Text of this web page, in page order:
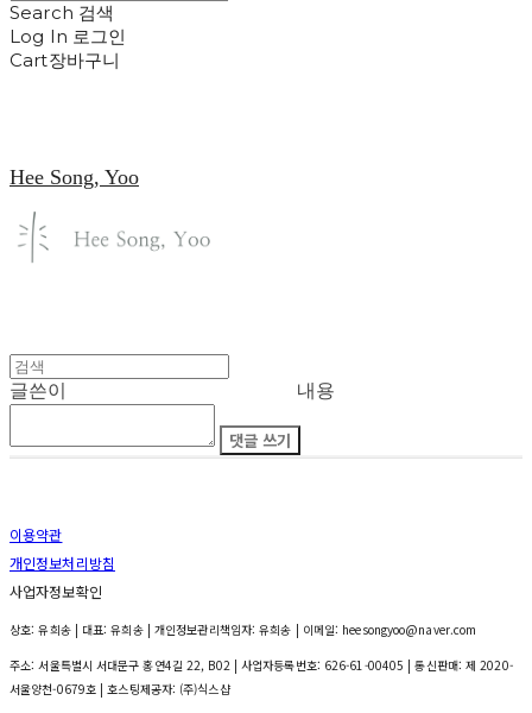
Search 검색
Log In 로그인
Cart장바구니
Hee Song, Yoo
글쓴이 내용
댓글 쓰기
이용약관
개인정보처리방침
사업자정보확인
상호: 유희송 | 대표: 유희송 | 개인정보관리책임자: 유희송 | 이메일: heesongyoo@naver.com
주소: 서울특별시 서대문구 홍연4길 22, B02 | 사업자등록번호: 626-61-00405 | 통신판매:제 2020-
서울양천-0679호 | 호스팅제공자: (주)식스샵